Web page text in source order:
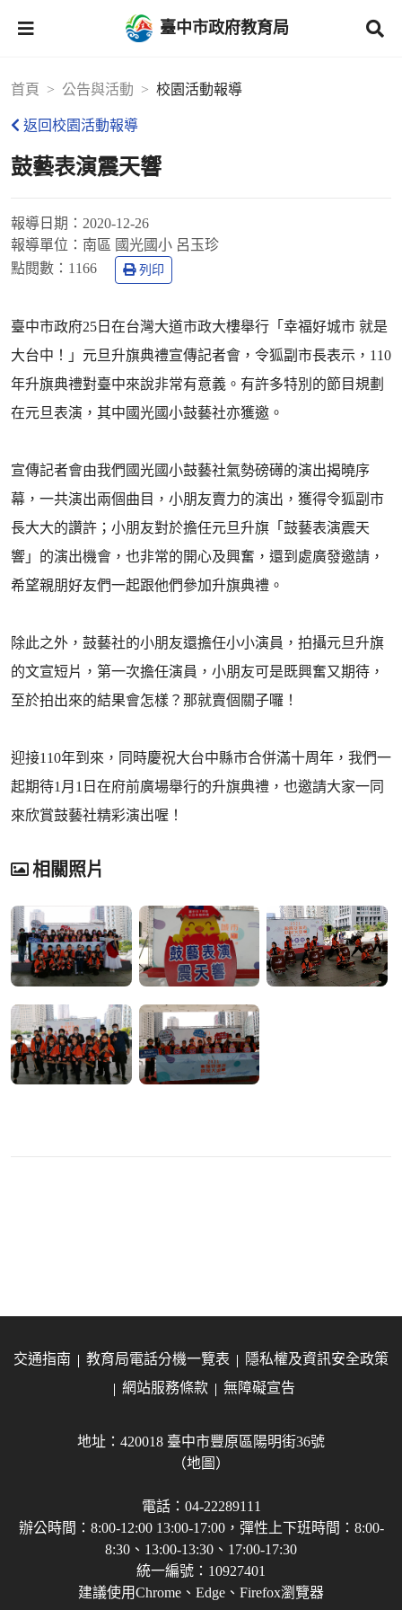
臺中市政府教育局
首頁 公告與活動 校園活動報導
返回校園活動報導
鼓藝表演震天響
報導日期： 2020-12-26
報導單位： 南區 國光國小 呂玉珍
點閱數： 1166 列印
臺中市政府25日在台灣大道市政大樓舉行「幸福好城市 就是
大台中！」元旦升旗典禮宣傳記者會，令狐副市長表示，110
年升旗典禮對臺中來說非常有意義。有許多特別的節目規劃
在元旦表演，其中國光國小鼓藝社亦獲邀。
宣傳記者會由我們國光國小鼓藝社氣勢磅礡的演出揭曉序
幕，一共演出兩個曲目，小朋友賣力的演出，獲得令狐副市
長大大的讚許；小朋友對於擔任元旦升旗「鼓藝表演震天
響」的演出機會，也非常的開心及興奮，還到處廣發邀請，
希望親朋好友們一起跟他們參加升旗典禮。
除此之外，鼓藝社的小朋友還擔任小小演員，拍攝元旦升旗
的文宣短片，第一次擔任演員，小朋友可是既興奮又期待，
至於拍出來的結果會怎樣？那就賣個關子囉！
迎接110年到來，同時慶祝大台中縣市合併滿十周年，我們一
起期待1月1日在府前廣場舉行的升旗典禮，也邀請大家一同
來欣賞鼓藝社精彩演出喔！
相關照片
交通指南 教育局電話分機一覽表
隱私權及資訊安全政策
網站服務條款
無障礙宣告
地址：420018 臺中市豐原區陽明街36號
（地圖）
電話：04-22289111
辦公時間：8:00-12:00 13:00-17:00，彈性上下班時間：8:00-
8:30、13:00-13:30、17:00-17:30
統一編號：10927401
建議使用Chrome、Edge、Firefox瀏覽器